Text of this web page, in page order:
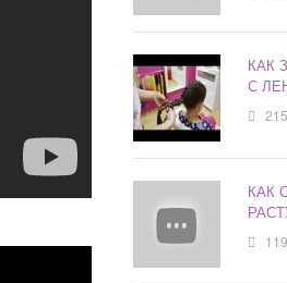
КАК
С
КАК